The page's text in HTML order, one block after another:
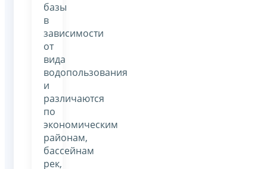
базы
в
зависимости
от
вида
водопользования
и
различаются
по
экономическим
районам,
бассейнам
рек,